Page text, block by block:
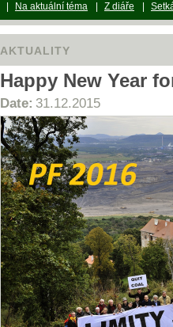
AKTUALITY
Happy New Year
Date: 31.12.2015
Na aktuální téma Z diáře